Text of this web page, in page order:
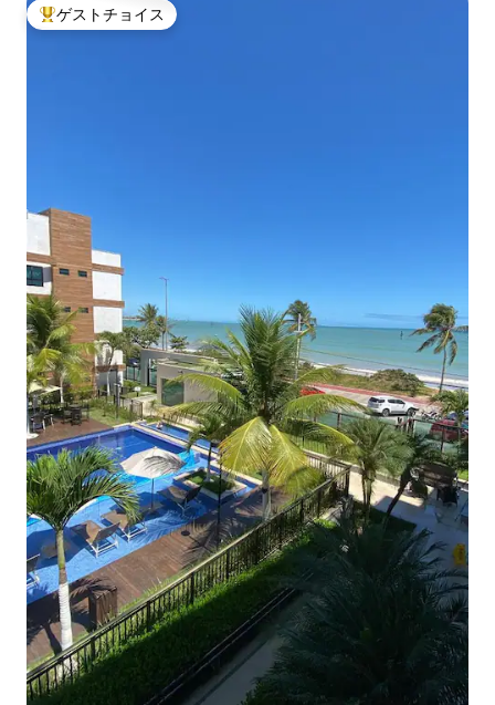
大好評のゲストチョイスです。
ゲストチョイス